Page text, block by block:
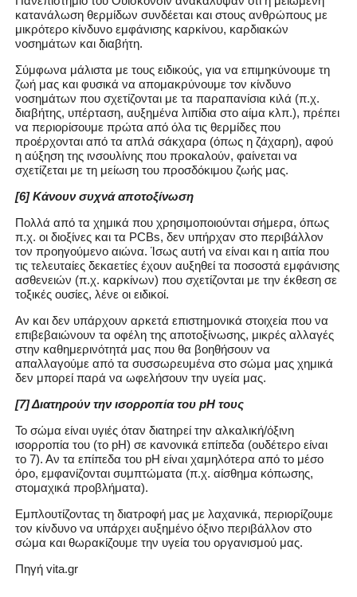
κατανάλωση θερμίδων συνδέεται και στους ανθρώπους με
μικρότερο κίνδυνο εμφάνισης καρκίνου, καρδιακών
νοσημάτων και διαβήτη.
Σύμφωνα μάλιστα με τους ειδικούς, για να επιμηκύνουμε τη
ζωή μας και φυσικά να απομακρύνουμε τον κίνδυνο
νοσημάτων που σχετίζονται με τα παραπανίσια κιλά (π.χ.
διαβήτης, υπέρταση, αυξημένα λιπίδια στο αίμα κλπ.), πρέπει
να περιορίσουμε πρώτα από όλα τις θερμίδες που
προέρχονται από τα απλά σάκχαρα (όπως η ζάχαρη), αφού
η αύξηση της ινσουλίνης που προκαλούν, φαίνεται να
σχετίζεται με τη μείωση του προσδόκιμου ζωής μας.
[6] Κάνουν συχνά αποτοξίνωση
Πολλά από τα χημικά που χρησιμοποιούνται σήμερα, όπως
π.χ. οι διοξίνες και τα PCBs, δεν υπήρχαν στο περιβάλλον
τον προηγούμενο αιώνα. Ίσως αυτή να είναι και η αιτία που
τις τελευταίες δεκαετίες έχουν αυξηθεί τα ποσοστά εμφάνισης
ασθενειών (π.χ. καρκίνων) που σχετίζονται με την έκθεση σε
τοξικές ουσίες, λένε οι ειδικοί.
Αν και δεν υπάρχουν αρκετά επιστημονικά στοιχεία που να
επιβεβαιώνουν τα οφέλη της αποτοξίνωσης, μικρές αλλαγές
στην καθημερινότητά μας που θα βοηθήσουν να
απαλλαγούμε από τα συσσωρευμένα στο σώμα μας χημικά
δεν μπορεί παρά να ωφελήσουν την υγεία μας.
[7] Διατηρούν την ισορροπία του pH τους
Το σώμα είναι υγιές όταν διατηρεί την αλκαλική/όξινη
ισορροπία του (το pH) σε κανονικά επίπεδα (ουδέτερο είναι
το 7). Αν τα επίπεδα του pH είναι χαμηλότερα από το μέσο
όρο, εμφανίζονται συμπτώματα (π.χ. αίσθημα κόπωσης,
στομαχικά προβλήματα).
Εμπλουτίζοντας τη διατροφή μας με λαχανικά, περιορίζουμε
τον κίνδυνο να υπάρχει αυξημένο όξινο περιβάλλον στο
σώμα και θωρακίζουμε την υγεία του οργανισμού μας.
Πηγή vita.gr